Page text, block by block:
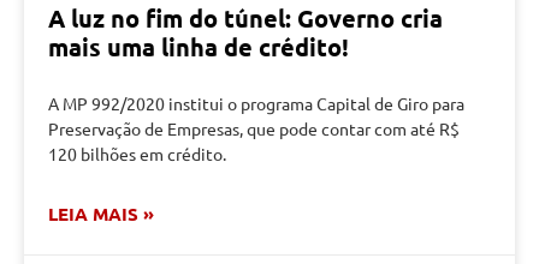
A luz no fim do túnel: Governo cria
mais uma linha de crédito!
A MP 992/2020 institui o programa Capital de Giro para
Preservação de Empresas, que pode contar com até R$
120 bilhões em crédito.
LEIA MAIS »